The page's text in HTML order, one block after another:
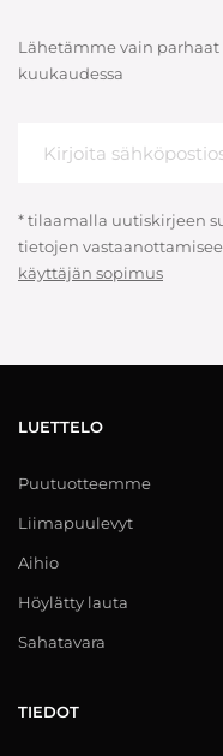
Lähetämme vain
kuukaudessa
* tilaamalla uutiskirjeen
tietojen
käyttäjän sopimus
LUETTELO
Puutuotteemme
Liimapuulevyt
Aihio
Höylätty lauta
Sahatavara
TIEDOT